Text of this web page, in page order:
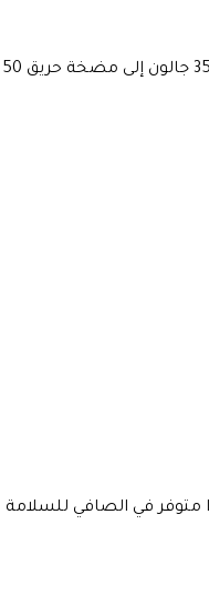
تأتي مضخات الحريق الوطنية بمقاسات مختلفة، فتبدأ مقاسات مضخات الحريق من مضخة حريق
متوفر في الصافي للسلامة